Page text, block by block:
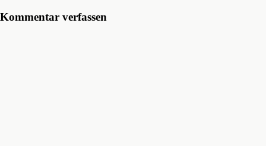
Kommentar verfassen